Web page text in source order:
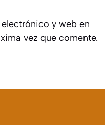
y web en
vez que comente.